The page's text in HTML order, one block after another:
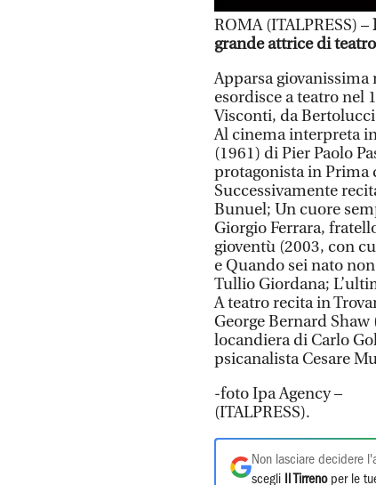
ROMA (ITALPRESS) –
grande attrice di
Apparsa
esordisce a teatro nel
Visconti, da
Al cinema interpreta
(1961) di Pier Paolo
protagonista in Prima
Successivamente
Bunuel; Un cuore
Giorgio Ferrara,
gioventù (2003, con
e Quando sei nato
Tullio Giordana;
A teatro recita in
George Bernard
locandiera di Carlo
psicanalista Cesare
-foto Ipa Agency –
(ITALPRESS).
Non lasciare decidere
scegli
Il Tirrenoper le